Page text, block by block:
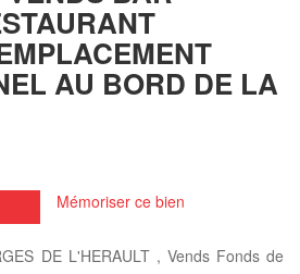
AU BORD DE LA
Mémoriser ce bien
DE L'HERAULT , Vends Fonds de